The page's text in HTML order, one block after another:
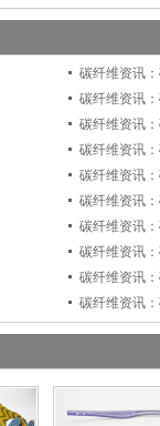
碳纤维资讯
碳纤维资讯
碳纤维资讯
碳纤维资讯
碳纤维资讯
碳纤维资讯
碳纤维资讯
碳纤维资讯
碳纤维资讯
碳纤维资讯